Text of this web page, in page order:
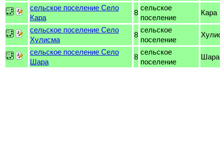
сельское поселение Село
Кара
8
сельское
поселение
Кара
сельское поселение Село
Хулисма
8
сельское
поселение
сельское поселение Село
Шара
8
сельское
поселение
Шара